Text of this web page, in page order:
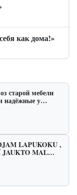
как дома!»
старой мебели
надёжные у…
LAPUKOKU ,
JAUKTO MAL…